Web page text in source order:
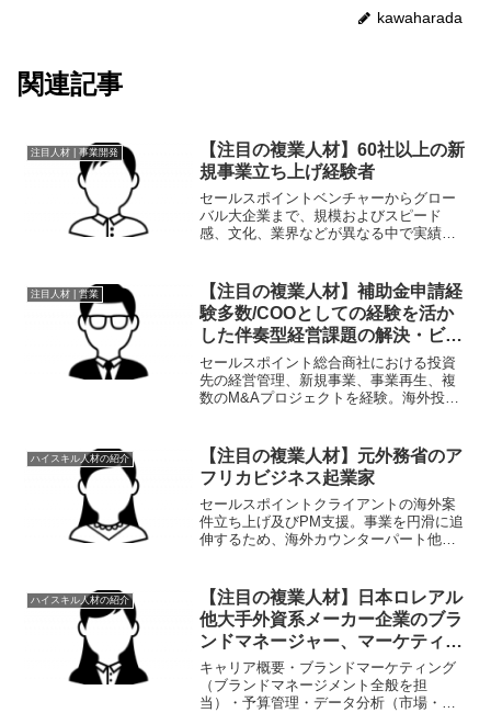
kawaharada
関連記事
注目人材 | 事業開発
【注目の複業人材】60社以上の新
規事業立ち上げ経験者
セールスポイントベンチャーからグロー
バル大企業まで、規模およびスピード
感、文化、業界などが異なる中で実績を
み。また、個人の事業主としても多くの
企業と新規事業を0から立ち上...
注目人材 | 営業
【注目の複業人材】補助金申請経
験多数/COOとしての経験を活か
した伴奏型経営課題の解決・ビジ
ネス支援のスペシャリスト
セールスポイント総合商社における投資
先の経営管理、新規事業、事業再生、複
数のM&Aプロジェクトを経験。海外投資
のグロースに加え、M&Aを含む新規投資
を牽引しており...
ハイスキル人材の紹介
【注目の複業人材】元外務省のア
フリカビジネス起業家
セールスポイントクライアントの海外案
件立ち上げ及びPM支援。事業を円滑に追
伸するため、海外カウンターパート他と
歴2018 年 5 月- 現在 法人設立し、代表取
締役20...
ハイスキル人材の紹介
【注目の複業人材】日本ロレアル
他大手外資系メーカー企業のブラ
ンドマネージャー、マーケティン
グ経験者
キャリア概要・ブランドマーケティング
（ブランドマネージメント全般を担
当）・予算管理・データ分析（市場・売